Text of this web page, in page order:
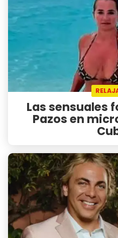
Las sensuales
Pazos en